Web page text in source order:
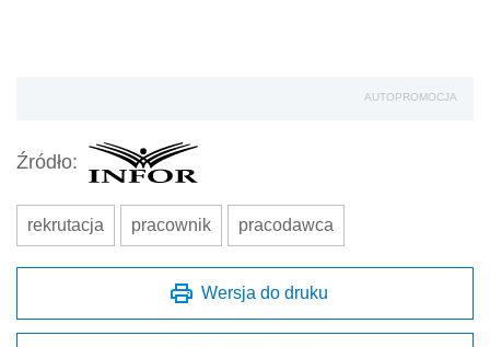
AUTOPROMOCJA
Źródło:
rekrutacja pracownik pracodawca
Wersja do druku